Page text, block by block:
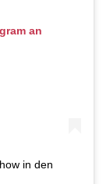
an
in den